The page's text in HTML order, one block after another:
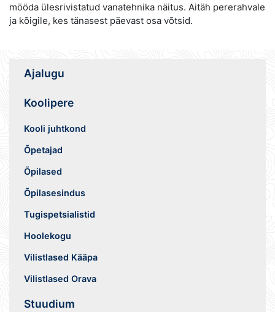
mööda ülesrivistatud vanatehnika näitus. Aitäh pererahvale
ja kõigile, kes tänasest päevast osa võtsid.
Ajalugu
Koolipere
Kooli juhtkond
Õpetajad
Õpilased
Õpilasesindus
Tugispetsialistid
Hoolekogu
Vilistlased Kääpa
Vilistlased Orava
Stuudium